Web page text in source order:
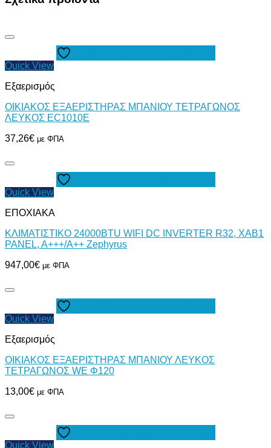
Quick View
Εξαερισμός
ΟΙΚΙΑΚΟΣ ΕΞΑΕΡΙΣΤΗΡΑΣ ΜΠΑΝΙΟΥ ΤΕΤΡΑΓΩΝΟΣ
ΛΕΥΚΟΣ EC1010E
37,26€ με ΦΠΑ
Quick View
ΕΠΟΧΙΑΚΑ
ΚΛΙΜΑΤΙΣΤΙΚΟ 24000BTU WIFI DC INVERTER R32, XAB1
PANEL, A+++/A++ Zephyrus
947,00€ με ΦΠΑ
Quick View
Εξαερισμός
ΟΙΚΙΑΚΟΣ ΕΞΑΕΡΙΣΤΗΡΑΣ ΜΠΑΝΙΟΥ ΛΕΥΚΟΣ
ΤΕΤΡΑΓΩΝΟΣ WΕ Φ120
13,00€ με ΦΠΑ
Quick View